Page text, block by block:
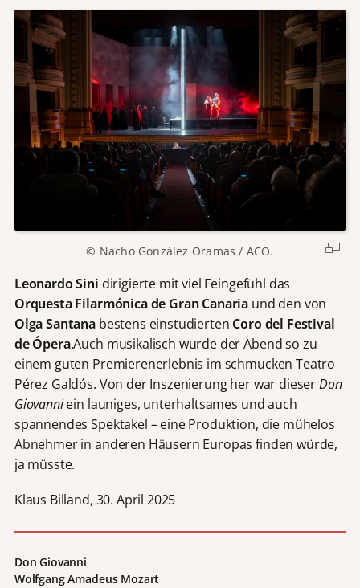
© Nacho González Oramas / ACO.
Leonardo Sini dirigierte mit viel Feingefühl das
Orquesta Filarmónica de Gran Canaria und den von
Olga Santana bestens einstudierten Coro del Festival
de Ópera.Auch musikalisch wurde der Abend so zu
einem guten Premierenerlebnis im schmucken Teatro
Pérez Galdós. Von der Inszenierung her war dieserDon
Giovanniein launiges, unterhaltsames und auch
spannendes Spektakel – eine Produktion, die mühelos
Abnehmer in anderen Häusern Europas finden würde,
ja müsste.
Klaus Billand, 30. April 2025
Don Giovanni
Wolfgang Amadeus Mozart